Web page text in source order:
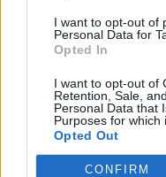
I want to opt-out of
Personal Data for
Opted In
I want to opt-out of
Retention, Sale,
Personal Data that
Purposes for which
Opted Out
CONFIRM
Tavalyhoz képest
kerül idén nyáron a
bulizni
Van, amire már 20 ezer
legnagyobb hazai
is 64 ezer forint.